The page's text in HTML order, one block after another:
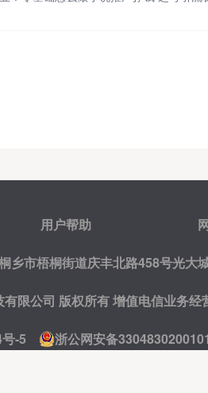
用户帮助
乡市梧桐街道庆丰北路458号光大
限公司 版权所有增值电信业务经
-5 浙公网安备